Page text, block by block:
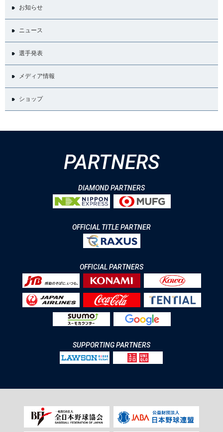
お知らせ
ニュース
選手発表
メディア情報
ショップ
PARTNERS
DIAMOND PARTNERS
OFFICIAL TITLE PARTNER
OFFICIAL PARTNERS
SUPPORTING PARTNERS